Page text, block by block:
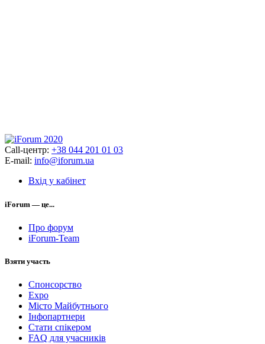
Call-центр: +38 044 201 01 03
E-mail: info@iforum.ua
Вхід у кабінет
iForum — це...
Про форум
iForum-Team
Взяти участь
Спонсорство
Expo
Місто Майбутнього
Інфопартнери
Стати спікером
FAQ для учасників